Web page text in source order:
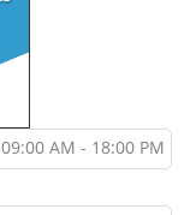
09:00 AM - 18:00 PM